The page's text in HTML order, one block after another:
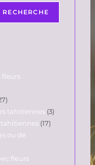
RECHERCHE
fleurs
tahitiennes 3
tahitiennes 17
ou de
fleurs